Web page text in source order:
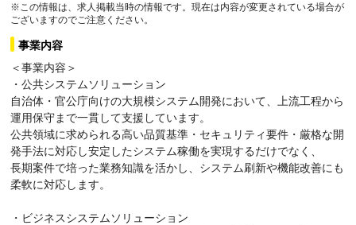
※この情報は、求人掲載当時の情報です。現在は内容が変更されている場合が
ございますのでご注意ください。
事業内容
＜事業内容＞
・公共システムソリューション
自治体・官公庁向けの大規模システム開発において、上流工程から
運用保守まで一貫して支援しています。
公共領域に求められる高い品質基準・セキュリティ要件・厳格な開
発手法に対応し安定したシステム稼働を実現するだけでなく、
長期案件で培った業務知識を活かし、システム刷新や機能改善にも
柔軟に対応します。
・ビジネスシステムソリューション